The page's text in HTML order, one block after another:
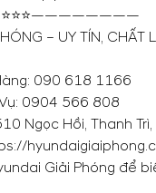
– UY TÍN, CHẤT
090 618 1166
0904 566 808
Ngọc Hồi, Thanh Trì,
Giải Phóng để